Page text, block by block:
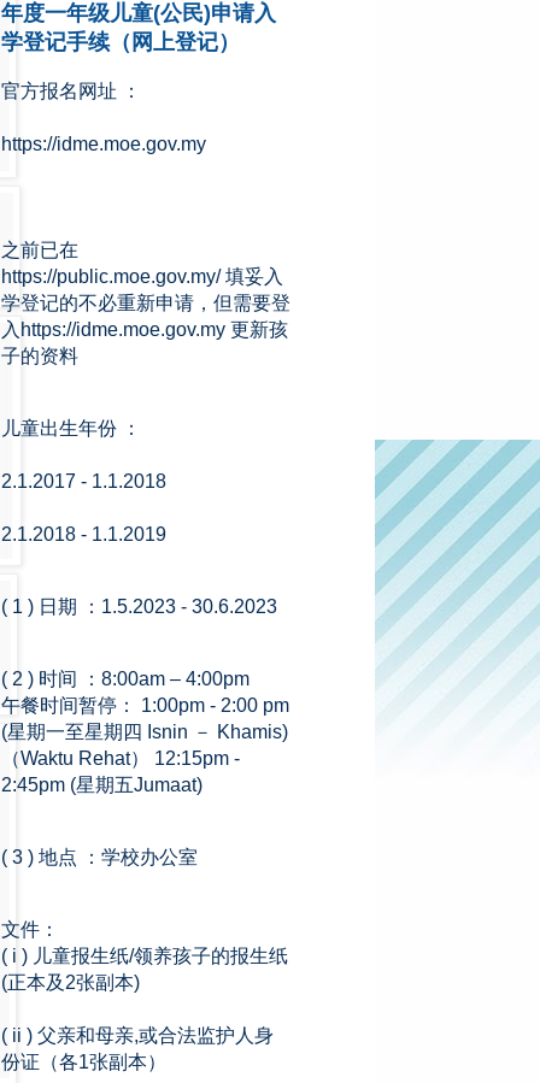
年度一年级儿童(公民)申请入
学登记手续（网上登记）
官方报名网址 ：
https://idme.moe.gov.my
之前已在
https://public.moe.gov.my/ 填妥入
学登记的不必重新申请，但需要登
入https://idme.moe.gov.my 更新孩
子的资料
儿童出生年份 ：
2.1.2017 - 1.1.2018
2.1.2018 - 1.1.2019
( 1 ) 日期 ：1.5.2023 - 30.6.2023
( 2 ) 时间 ：8:00am – 4:00pm
午餐时间暂停： 1:00pm - 2:00 pm
(星期一至星期四 Isnin － Khamis)
（Waktu Rehat） 12:15pm -
2:45pm (星期五Jumaat)
( 3 ) 地点 ：学校办公室
文件：
( i ) 儿童报生纸/领养孩子的报生纸
(正本及2张副本)
( ii ) 父亲和母亲,或合法监护人身
份证（各1张副本）